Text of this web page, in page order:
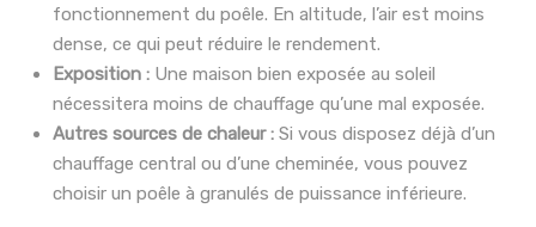
fonctionnement du poêle. En altitude, l’air est moins
dense, ce qui peut réduire le rendement.
Exposition : Une maison bien exposée au soleil
nécessitera moins de chauffage qu’une mal exposée.
Autres sources de chaleur : Si vous disposez déjà d’un
chauffage central ou d’une cheminée, vous pouvez
choisir un poêle à granulés de puissance inférieure.